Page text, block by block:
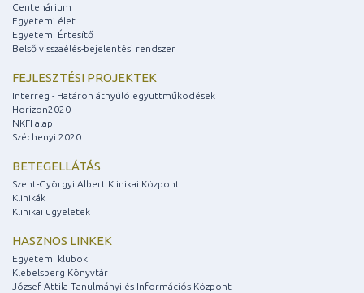
Centenárium
Egyetemi élet
Egyetemi Értesítő
Belső visszaélés-bejelentési rendszer
FEJLESZTÉSI PROJEKTEK
Interreg - Határon átnyúló együttműködések
Horizon2020
NKFI alap
Széchenyi 2020
BETEGELLÁTÁS
Szent-Györgyi Albert Klinikai Központ
Klinikák
Klinikai ügyeletek
HASZNOS LINKEK
Egyetemi klubok
Klebelsberg Könyvtár
József Attila Tanulmányi és Információs Központ